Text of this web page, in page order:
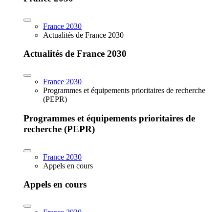
France 2030
Actualités de France 2030
Actualités de France 2030
France 2030
Programmes et équipements prioritaires de recherche
(PEPR)
Programmes et équipements prioritaires de
recherche (PEPR)
France 2030
Appels en cours
Appels en cours